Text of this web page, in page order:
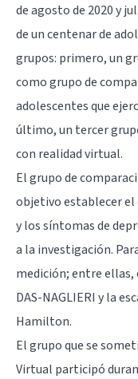
de agosto de 2020 y
de un centenar de
grupos: primero, un
como grupo de
adolescentes que
último, un tercer
con realidad virtual.
El grupo de
objetivo establecer el
y los síntomas de
a la investigación.
medición; entre ellas,
DAS-NAGLIERI y la
Hamilton.
El grupo que se
Virtual participó